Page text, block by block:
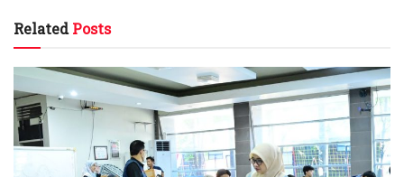
RelatedPosts